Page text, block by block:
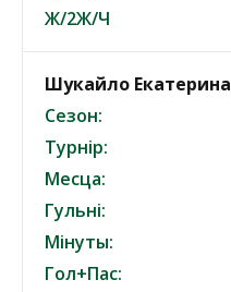
Ж/2Ж/Ч
Шукайло Екатерина
Сезон:
Турнір:
Месца:
Гульні:
Мінуты:
Гол+Пас: